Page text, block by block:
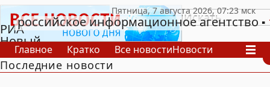
РИА
Новый
День
российское информационное агентство
Главное Кратко Все новостиНовости
В России
В мире
Последние новости